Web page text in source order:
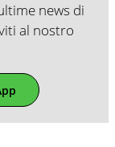
news di
al nostro